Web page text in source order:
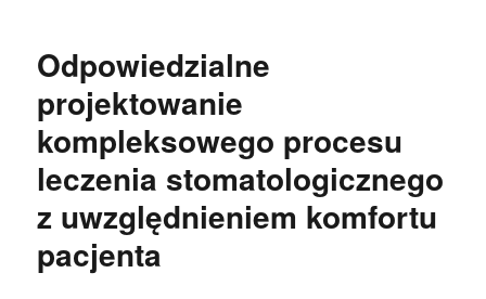
Odpowiedzialne
projektowanie
kompleksowego procesu
leczenia stomatologicznego
z uwzględnieniem komfortu
pacjenta